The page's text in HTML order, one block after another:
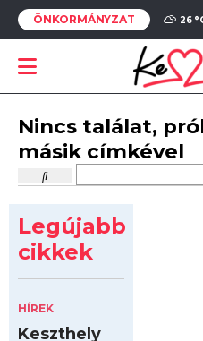
ÖNKORMÁNYZAT 26 °
Nincs találat,
másik címkével
Legújabb
cikkek
HÍREK
Keszthely